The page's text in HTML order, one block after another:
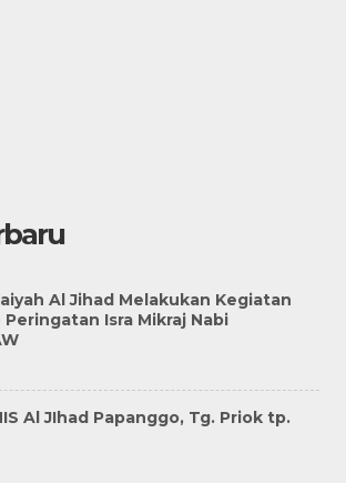
Al Jihad Melakukan Kegiatan
Isra Mikraj Nabi
Al JIhad Papanggo, Tg. Priok tp.